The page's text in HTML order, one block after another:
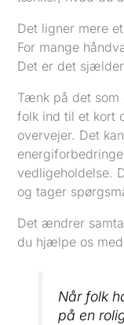
Det ligner mere
For mange
Det er det
Tænk på det som
folk ind til et kort
overvejer. Det
vedligeholdelse.
og tager
Det ændrer
du hjælpe os med
Når folk
på en